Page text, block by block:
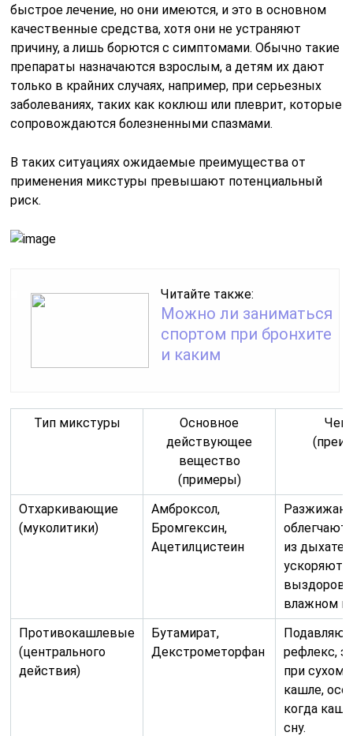
быстрое лечение, но они имеются, и это в основном
качественные средства, хотя они не устраняют
причину, а лишь борются с симптомами. Обычно такие
препараты назначаются взрослым, а детям их дают
только в крайних случаях, например, при серьезных
заболеваниях, таких как коклюш или плеврит, которые
сопровождаются болезненными спазмами.
В таких ситуациях ожидаемые преимущества от
применения микстуры превышают потенциальный
риск.
Читайте также:
Можно ли заниматься
спортом при бронхите
и каким
Тип микстуры
Основное
действующее
вещество
(примеры)
Чем
Отхаркивающие
(муколитики)
Амброксол,
Бромгексин,
Ацетилцистеин
из
ускоряют
влажном
Противокашлевые
(центрального
действия)
Бутамират,
Декстрометорфан
рефлекс,
при сухом,
кашле,
когда
сну.